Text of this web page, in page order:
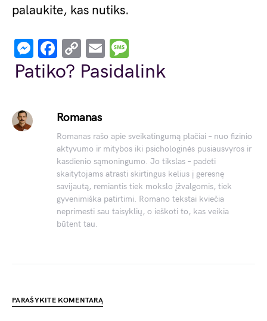
palaukite, kas nutiks.
Messenger
Facebook
Copy
Link
Email
Patiko? Pasidalink
Romanas
Romanas rašo apie sveikatingumą plačiai – nuo fizinio
aktyvumo ir mitybos iki psichologinės pusiausvyros ir
kasdienio sąmoningumo. Jo tikslas – padėti
skaitytojams atrasti skirtingus kelius į geresnę
savijautą, remiantis tiek mokslo įžvalgomis, tiek
gyvenimiška patirtimi. Romano tekstai kviečia
neprimesti sau taisyklių, o ieškoti to, kas veikia
būtent tau.
PARAŠYKITE KOMENTARĄ